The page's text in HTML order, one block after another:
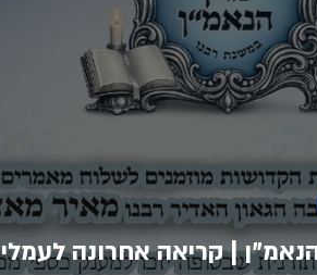
הרב יהודה דרעי
| קריאה אחרונה לעמלי